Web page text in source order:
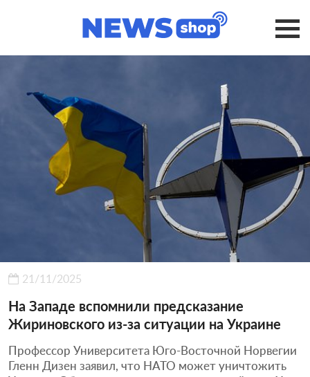
21/11/2025
На Западе вспомнили предсказание
Жириновского из-за ситуации на Украине
Профессор Университета Юго-Восточной Норвегии
Гленн Дизен заявил, что НАТО может уничтожить